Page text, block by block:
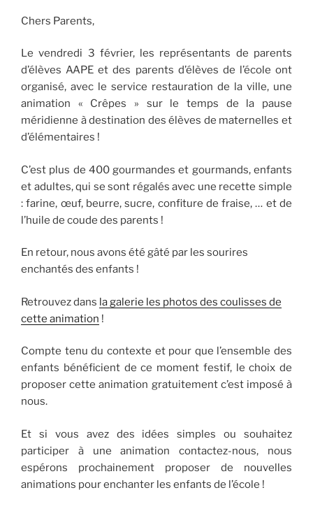
Chers Parents,
Le vendredi 3 février, les représentants de parents
d’élèves AAPE et des parents d’élèves de l’école ont
organisé, avec le service restauration de la ville, une
animation « Crêpes » sur le temps de la pause
méridienne à destination des élèves de maternelles et
d’élémentaires !
C’est plus de 400 gourmandes et gourmands, enfants
et adultes, qui se sont régalés avec une recette simple
: farine, œuf, beurre, sucre, confiture de fraise, … et de
l’huile de coude des parents !
En retour, nous avons été gâté par les sourires
enchantés des enfants !
Retrouvez dans la galerie les photos des coulisses de
cette animation !
Compte tenu du contexte et pour que l’ensemble des
enfants bénéficient de ce moment festif, le choix de
proposer cette animation gratuitement c’est imposé à
nous.
Et si vous avez des idées simples ou souhaitez
participer à une animation contactez-nous, nous
espérons prochainement proposer de nouvelles
animations pour enchanter les enfants de l’école !